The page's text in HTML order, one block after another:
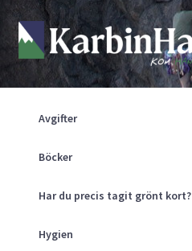
Hoppa
till
navigering
Hoppa
till
innehåll
Shop
Returpolicy
Mitt Konto
Kurser
Klätterväggen
Avgifter
Böcker
Har du precis tagit grönt kort?
Hygien